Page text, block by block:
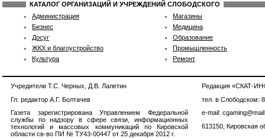
КАТАЛОГ ОРГАНИЗАЦИЙ И УЧРЕЖДЕНИЙ СЛОБОДСКОГО
Администрация
Бизнес
Досуг
ЖКХ и благоустройство
Культура
Магазины
Медицина
Образование
Промышленность
Ремонт
Учредители Т.С. Черных, Д.В. Лалетин
Гл. редактор А.Г. Болтачев
Газета зарегистрирована Управлением Федеральной
службы по надзору в сфере связи, информационных
технологий и массовых коммуникаций по Кировской
области св-во ПИ № ТУ43-00447 от 25 декабря 2012 г.
Редакция «СКАТ-
тел. в Слободском:
e-mail:
613150, Кировская